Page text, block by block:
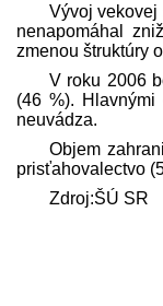
Vývoj vekovej
nenapomáhal
zmenou štruktúry
V roku 2006
(46 %).
neuvádza.
Objem
prisťahovalectvo
Zdroj:ŠÚ SR